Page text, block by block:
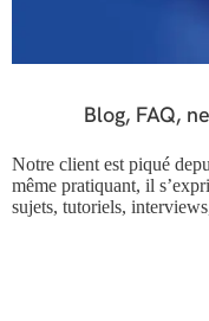
Blog, FAQ,
Notre client est piqué
même pratiquant, il
sujets, tutoriels,